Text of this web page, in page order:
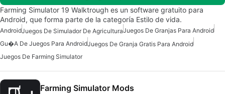
Farming Simulator 19 Walktrough es un software gratuito para
Android, que forma parte de la categoría Estilo de vida.
AndroidJuegos De Simulador De AgriculturaJuegos De Granjas Para Android
Gu�a De Juegos Para AndroidJuegos De Granja Gratis Para Android
Juegos De Farming Simulator
Farming Simulator Mods